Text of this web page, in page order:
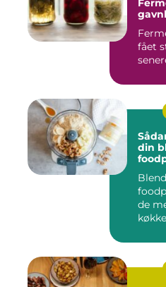
fået
din
de